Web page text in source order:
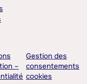
–
Gestion des
consentements
cookies